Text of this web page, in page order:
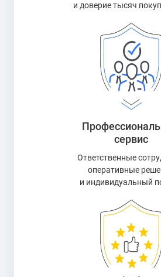
и доверие тысяч
сервис
Ответственные
оперативные
и индивидуальный